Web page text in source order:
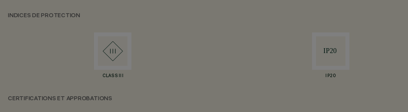
INDICES DE PROTECTION
CLASS III IP20
CERTIFICATIONS ET APPROBATIONS